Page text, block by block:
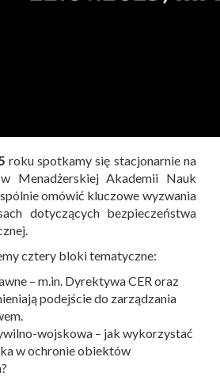
roku spotkamy się stacjonarnie na
Menadżerskiej Akademii Nauk
omówić kluczowe wyzwania
dotyczących bezpieczeństwa
cztery bloki tematyczne:
– m.in. Dyrektywa CER oraz
podejście do zarządzania
wojskowa – jak wykorzystać
w ochronie obiektów